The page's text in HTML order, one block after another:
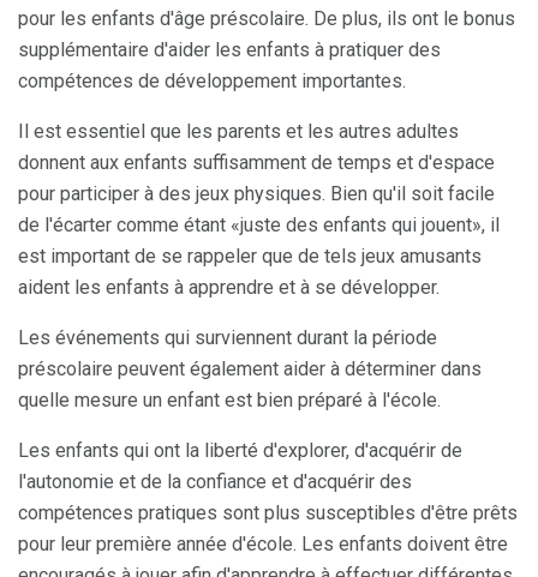
pour les enfants d'âge préscolaire. De plus, ils ont le bonus
supplémentaire d'aider les enfants à pratiquer des
compétences de développement importantes.
Il est essentiel que les parents et les autres adultes
donnent aux enfants suffisamment de temps et d'espace
pour participer à des jeux physiques. Bien qu'il soit facile
de l'écarter comme étant «juste des enfants qui jouent», il
est important de se rappeler que de tels jeux amusants
aident les enfants à apprendre et à se développer.
Les événements qui surviennent durant la période
préscolaire peuvent également aider à déterminer dans
quelle mesure un enfant est bien préparé à l'école.
Les enfants qui ont la liberté d'explorer, d'acquérir de
l'autonomie et de la confiance et d'acquérir des
compétences pratiques sont plus susceptibles d'être prêts
pour leur première année d'école. Les enfants doivent être